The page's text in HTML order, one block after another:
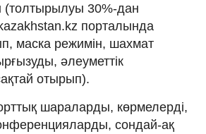
(толтырылуы 30%-дан
порталында
маска режимін, шахмат
әлеуметтік
отырып).
шараларды, көрмелерді,
сондай-ақ